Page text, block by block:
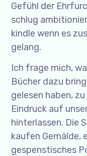
Gefühl der
schlug
kindle wenn es
gelang.
Ich frage mich,
Bücher dazu
gelesen haben,
Eindruck auf
hinterlassen. Die
kaufen Gemälde,
gespenstisches